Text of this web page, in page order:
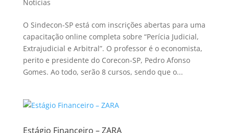
Notícias
O Sindecon-SP está com inscrições abertas para uma
capacitação online completa sobre “Perícia Judicial,
Extrajudicial e Arbitral”. O professor é o economista,
perito e presidente do Corecon-SP, Pedro Afonso
Gomes. Ao todo, serão 8 cursos, sendo que o...
Estágio Financeiro – ZARA